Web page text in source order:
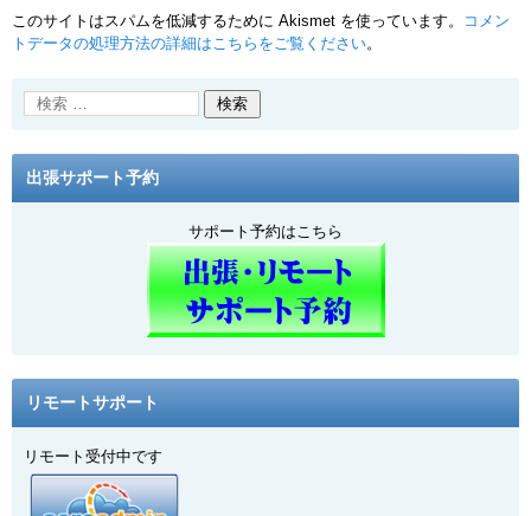
このサイトはスパムを低減するために Akismet を使っています。
コメン
トデータの処理方法の詳細はこちらをご覧ください。
出張サポート予約
サポート予約はこちら
リモートサポート
リモート受付中です